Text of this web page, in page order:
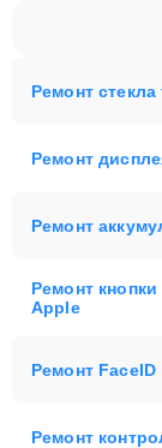
Ремонт
Ремонт
Ремонт
Ремонт
Apple
Ремонт
Ремонт